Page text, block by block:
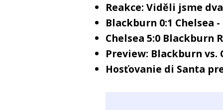
Reakce: Viděli jsme
Blackburn 0:1 Chelsea
Chelsea 5:0 Blackburn
Preview: Blackburn vs.
Hosťovanie di Santa